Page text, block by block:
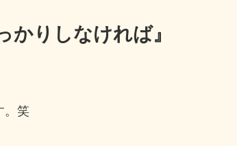
かりしなければ』
。笑